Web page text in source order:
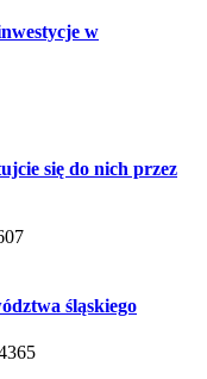
w
się do nich przez
śląskiego